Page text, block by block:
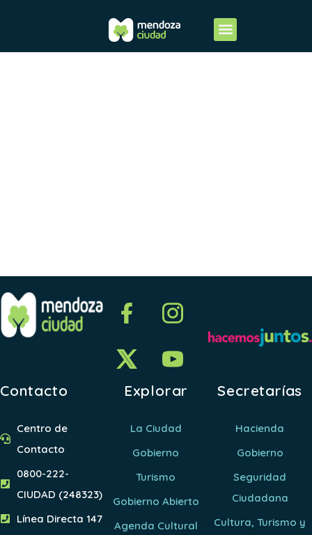
Contacto
Centro de
Contacto
0800-222-
CIUDAD (248323)
Línea Directa 147
Explorar
La Ciudad
Gobierno
Turismo
Gobierno Abierto
Agenda Cultural
Secretarías
Hacienda
Gobierno
Seguridad
Ciudadana
Cultura, Turismo y